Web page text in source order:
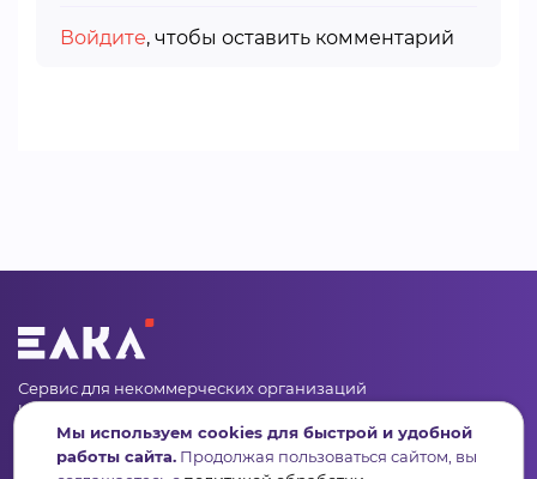
Войдите, чтобы оставить комментарий
Сервис для некоммерческих организаций
и социальных предпринимателей
Подпишись на рассылку дайджест, новости, мероприятия
Мы используем cookies для быстрой и удобной
работы сайта. Продолжая пользоваться сайтом, вы